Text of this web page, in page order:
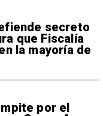
secreto
que Fiscalía
la mayoría de
por el